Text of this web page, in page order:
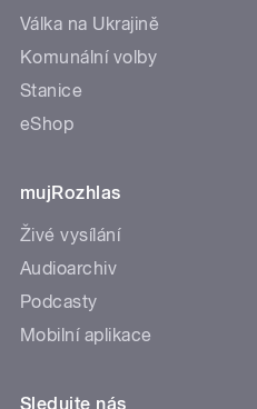
Válka na Ukrajině
Komunální volby
Stanice
eShop
mujRozhlas
Živé vysílání
Audioarchiv
Podcasty
Mobilní aplikace
Sledujte nás